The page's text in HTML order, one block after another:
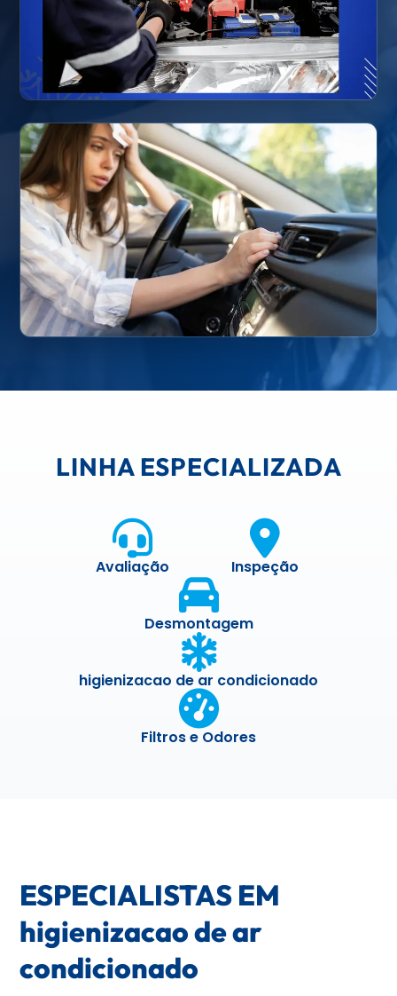
LINHA ESPECIALIZADA
Avaliação Inspeção
Desmontagem
higienizacao de ar condicionado
Filtros e Odores
ESPECIALISTAS EM
higienizacao de ar
condicionado